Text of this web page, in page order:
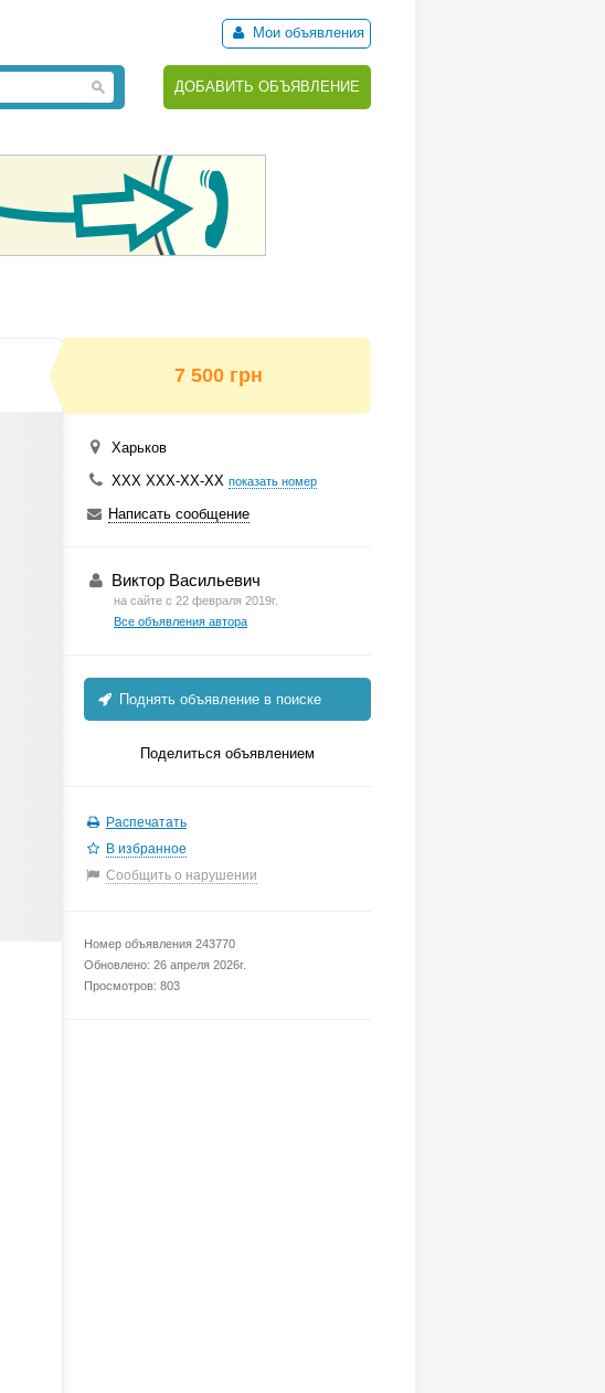
Мои объявления
ДОБАВИТЬ ОБЪЯВЛЕНИЕ
7 500 грн
Харьков
ХХХ ХХХ-ХХ-ХХ показать номер
Написать сообщение
Виктор Васильевич
на сайте с 22 февраля 2019г.
Все объявления автора
Поднять объявление в поиске
Поделиться объявлением
Распечатать
В избранное
Сообщить о нарушении
Номер объявления 243770
Обновлено: 26 апреля 2026г.
Просмотров: 803